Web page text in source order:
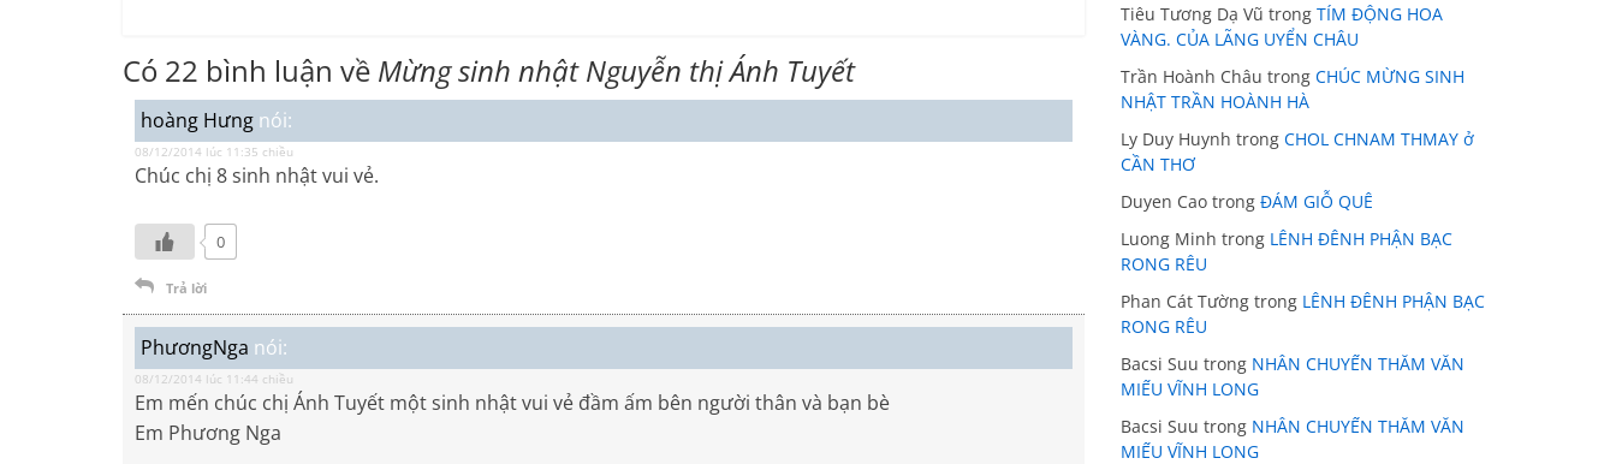
Có 22 bình luận về Mừng sinh nhật Nguyễn thị Ánh Tuyết
hoàng Hưng nói:
08/12/2014 lúc 11:35 chiều
Chúc chị 8 sinh nhật vui vẻ.
0
Trả lời
PhươngNga nói:
08/12/2014 lúc 11:44 chiều
Em mến chúc chị Ánh Tuyết một sinh nhật vui vẻ đầm ấm bên người thân và bạn bè
Em Phương Nga
Tiêu Tương Dạ Vũ trong TÍM ĐỘNG HOA
VÀNG. CỦA LÃNG UYỂN CHÂU
Trần Hoành Châu trong CHÚC MỪNG SINH
NHẬT TRẦN HOÀNH HÀ
Ly Duy Huynh trong CHOL CHNAM THMAY ở
CẦN THƠ
Duyen Cao trong ĐÁM GIỖ QUÊ
Luong Minh trong LÊNH ĐÊNH PHẬN BẠC
RONG RÊU
Phan Cát Tường trong LÊNH ĐÊNH PHẬN BẠC
RONG RÊU
Bacsi Suu trong NHÂN CHUYẾN THĂM VĂN
MIẾU VĨNH LONG
Bacsi Suu trong NHÂN CHUYẾN THĂM VĂN
MIẾU VĨNH LONG